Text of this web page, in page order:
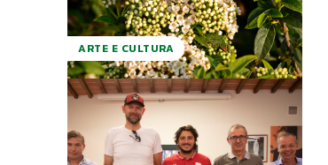
ARTE E CULTURA